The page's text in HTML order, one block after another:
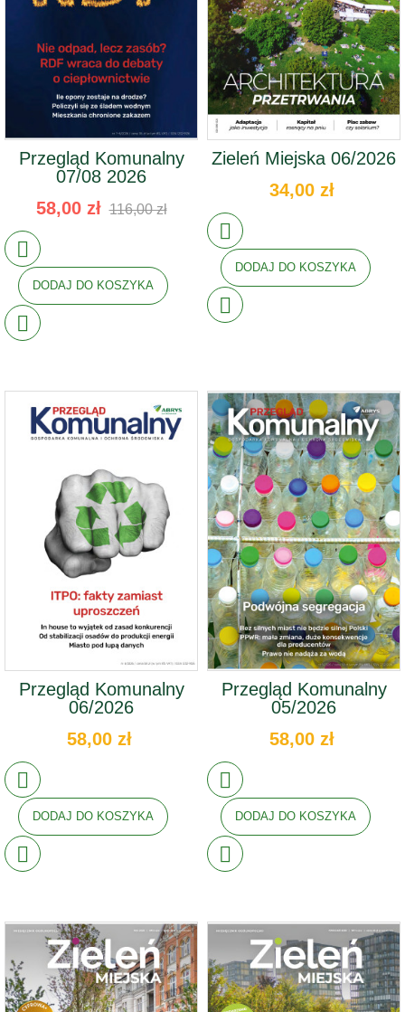
Przegląd Komunalny
07/08 2026
58,00 zł 116,00 zł
DODAJ DO KOSZYKA
Zieleń Miejska 06/2026
34,00 zł
DODAJ DO KOSZYKA
Przegląd Komunalny
06/2026
58,00 zł
DODAJ DO KOSZYKA
Przegląd Komunalny
05/2026
58,00 zł
DODAJ DO KOSZYKA